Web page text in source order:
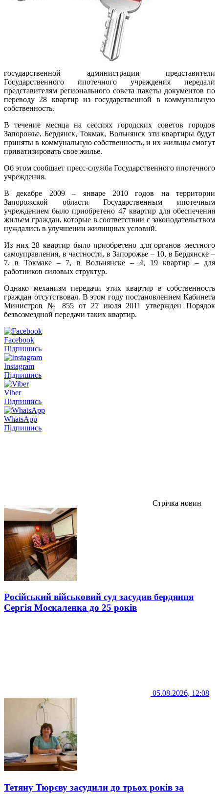
государственной администрации представители
Государственного ипотечного учреждения передали
представителям регионального совета пакеты документов по
переводу 28 квартир из государственной в коммунальную
собственность.
В течение месяца на сессиях городских советов городов
Запорожье, Бердянск, Токмак, Вольнянск эти квартиры будут
приняты в коммунальную собственность, и их жильцы смогут
приватизировать свое жилье.
Об этом сообщает пресс-служба Государственного ипотечного
учреждения.
В декабре 2009 – январе 2010 годов на территории
Запорожской области Государственным ипотечным
учреждением было приобретено 47 квартир для обеспечения
жильем граждан, которые в соответствии с законодательством
нуждались в улучшении жилищных условий.
Из них 28 квартир было приобретено для органов местного
самоуправления, в частности, в Запорожье – 10, в Бердянске –
7, в Токмаке – 7, в Вольнянске – 4, 19 квартир – для
работников силовых структур.
Однако механизм передачи этих квартир в собственность
граждан отсутствовал. В этом году постановлением Кабинета
Министров № 855 от 27 июля 2011 утвержден Порядок
безвозмездной передачи таких квартир.
Facebook
Підпишись
Instagram
Підпишись
Viber
Підпишись
WhatsApp
Підпишись
Стрічка новин
Російський військовий суд засудив бердянця
Сергія Москаленка до 25 років
05.08.2026, 12:08
Тетяну Тюрєву засудили до трьох років за